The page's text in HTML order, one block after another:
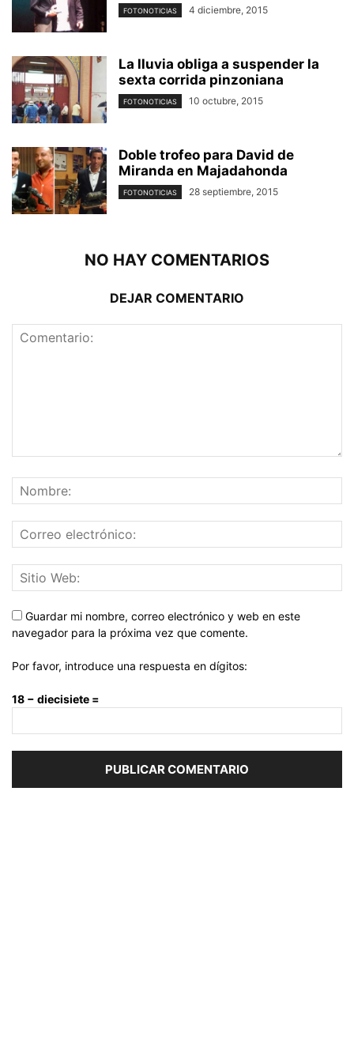
FOTONOTICIAS 4 diciembre, 2015
La lluvia obliga a suspender la
sexta corrida pinzoniana
FOTONOTICIAS 10 octubre, 2015
Doble trofeo para David de
Miranda en Majadahonda
FOTONOTICIAS 28 septiembre, 2015
NO HAY COMENTARIOS
DEJAR COMENTARIO
Guardar mi nombre, correo electrónico y web en este
navegador para la próxima vez que comente.
Por favor, introduce una respuesta en dígitos:
18 − diecisiete =